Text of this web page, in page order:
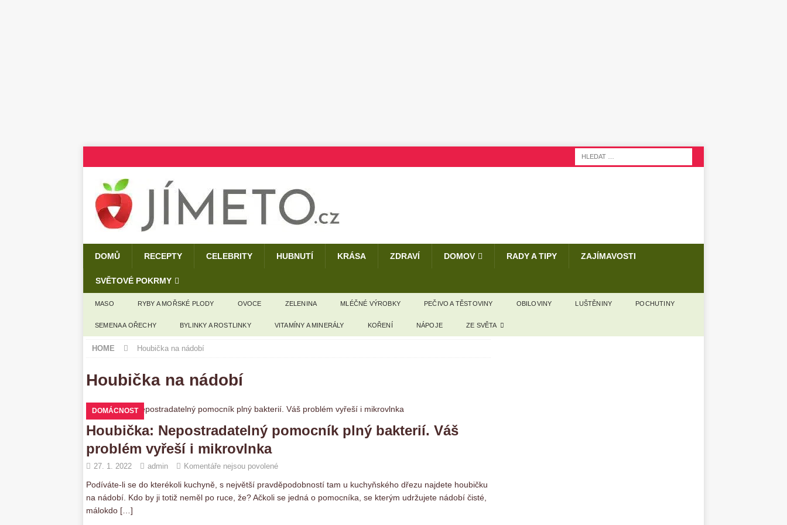
DOMŮ RECEPTY CELEBRITY HUBNUTÍ KRÁSA ZDRAVÍ DOMOV RADY A TIPY ZAJÍMAVOSTI
SVĚTOVÉ POKRMY
MASO RYBY A MOŘSKÉ PLODY OVOCE ZELENINA MLÉČNÉ VÝROBKY PEČIVO A TĚSTOVINY OBILOVINY LUŠTĚNINY POCHUTINY
SEMENA A OŘECHY BYLINKY A ROSTLINKY VITAMÍNY A MINERÁLY KOŘENÍ NÁPOJE ZE SVĚTA
HOME Houbička na nádobí
Houbička na nádobí
DOMÁCNOST
Houbička: Nepostradatelný pomocník plný bakterií. Váš
problém vyřeší i mikrovlnka
27. 1. 2022 admin Komentáře nejsou povolené
Podíváte-li se do kterékoli kuchyně, s největší pravděpodobností tam u kuchyňského dřezu najdete houbičku
na nádobí. Kdo by ji totiž neměl po ruce, že? Ačkoli se jedná o pomocníka, se kterým udržujete nádobí čisté,
málokdo […]